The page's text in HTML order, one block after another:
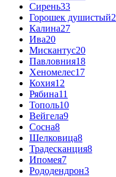
Сирень33
Горошек душистый
Калина27
Ива20
Мискантус20
Павловния18
Хеномелес17
Кохия12
Рябина11
Тополь10
Вейгела9
Сосна8
Шелковица8
Традесканция8
Ипомея7
Рододендрон3